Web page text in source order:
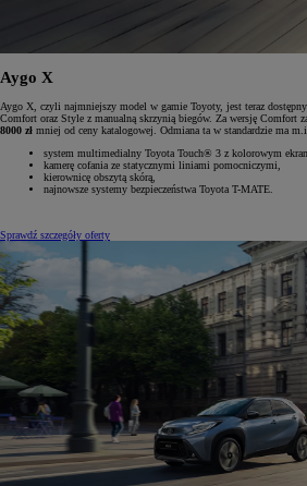
Aygo X
Aygo X, czyli najmniejszy model w gamie Toyoty, jest teraz
Comfort oraz Style z manualną skrzynią biegów. Za wersję Comfort
8000 zł mniej od ceny katalogowej. Odmiana ta w standardzie ma
system multimedialny Toyota Touch® 3 z kolorowym
kamerę cofania ze statycznymi liniami pomocniczymi,
kierownicę obszytą skórą,
najnowsze systemy bezpieczeństwa Toyota T-MATE.
Sprawdź szczegóły oferty